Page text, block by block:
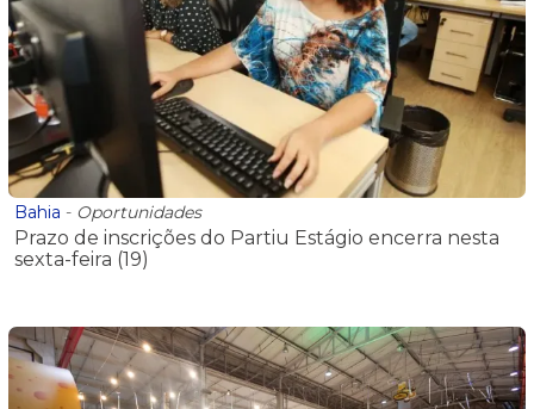
Bahia - Oportunidades
Prazo de inscrições do Partiu Estágio encerra nesta
sexta-feira (19)